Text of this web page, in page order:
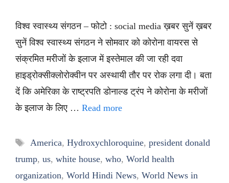
विश्व स्वास्थ्य संगठन – फोटो : social media ख़बर सुनें ख़बर
सुनें विश्व स्वास्थ्य संगठन ने सोमवार को कोरोना वायरस से
संक्रमित मरीजों के इलाज में इस्तेमाल की जा रही दवा
हाइड्रोक्सीक्लोरोक्वीन पर अस्थायी तौर पर रोक लगा दी। बता
दें कि अमेरिका के राष्ट्रपति डोनाल्ड ट्रंप ने कोरोना के मरीजों
के इलाज के लिए … Read more
Tags
America, Hydroxychloroquine, president donald
trump, us, white house, who, World health
organization, World Hindi News, World News in